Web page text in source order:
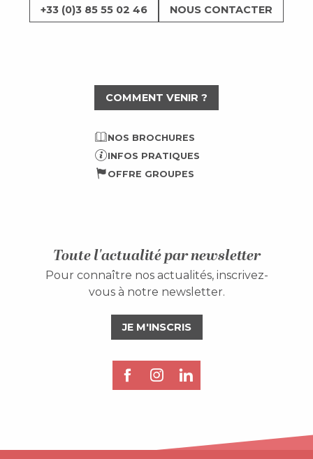
COMMENT VENIR ?
NOS BROCHURES
INFOS PRATIQUES
OFFRE GROUPES
+33 (0)3 85 55 02 46 NOUS CONTACTER
Toute l'actualité par newsletter
Pour connaître nos actualités, inscrivez-
vous à notre newsletter.
JE M'INSCRIS